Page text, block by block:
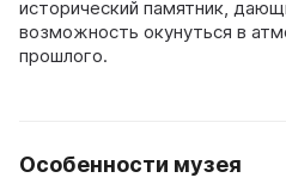
исторический памятник,
возможность окунуться в
прошлого.
Особенности музея